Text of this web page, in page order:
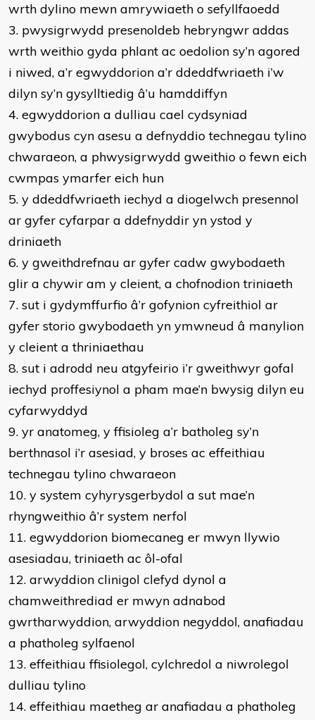
wrth dylino mewn amrywiaeth o sefyllfaoedd
3. pwysigrwydd presenoldeb hebryngwr addas
wrth weithio gyda phlant ac oedolion sy’n agored
i niwed, a’r egwyddorion a’r ddeddfwriaeth i’w
dilyn sy’n gysylltiedig â’u hamddiffyn
4. egwyddorion a dulliau cael cydsyniad
gwybodus cyn asesu a defnyddio technegau tylino
chwaraeon, a phwysigrwydd gweithio o fewn eich
cwmpas ymarfer eich hun
5. y ddeddfwriaeth iechyd a diogelwch presennol
ar gyfer cyfarpar a ddefnyddir yn ystod y
driniaeth
6. y gweithdrefnau ar gyfer cadw gwybodaeth
glir a chywir am y cleient, a chofnodion triniaeth
7. sut i gydymffurfio â’r gofynion cyfreithiol ar
gyfer storio gwybodaeth yn ymwneud â manylion
y cleient a thriniaethau
8. sut i adrodd neu atgyfeirio i’r gweithwyr gofal
iechyd proffesiynol a pham mae’n bwysig dilyn eu
cyfarwyddyd
9. yr anatomeg, y ffisioleg a’r batholeg sy’n
berthnasol i’r asesiad, y broses ac effeithiau
technegau tylino chwaraeon
10. y system cyhyrysgerbydol a sut mae’n
rhyngweithio â’r system nerfol
11. egwyddorion biomecaneg er mwyn llywio
asesiadau, triniaeth ac ôl-ofal
12. arwyddion clinigol clefyd dynol a
chamweithrediad er mwyn adnabod
gwrtharwyddion, arwyddion negyddol, anafiadau
a phatholeg sylfaenol
13. effeithiau ffisiolegol, cylchredol a niwrolegol
dulliau tylino
14. effeithiau maetheg ar anafiadau a phatholeg